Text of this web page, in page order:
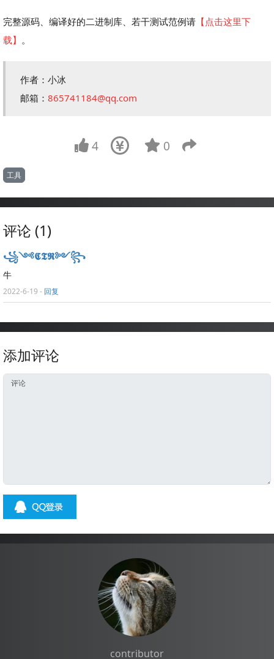
完整源码、编译好的二进制库、若干测试范例请 【点击这里下
载】 。
作者：小冰
邮箱： 865741184@qq.com
4 0
工具
评论 (1)
꧁༺𝕮𝕿𝕽༻꧂
牛
2022-6-19 - 回复
添加评论
contributor